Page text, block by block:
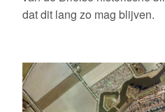
naar:
Privacy Verklaring
dat dit lang zo mag blijven.